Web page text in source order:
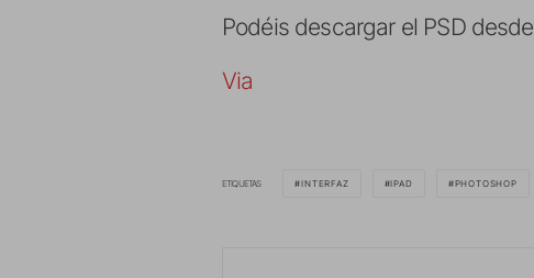
Podéis descargar el PSD desde
Via
ETIQUETAS INTERFAZ IPAD PHOTOSHOP